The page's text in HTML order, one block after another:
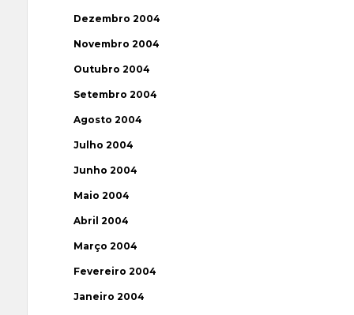
Dezembro 2004
Novembro 2004
Outubro 2004
Setembro 2004
Agosto 2004
Julho 2004
Junho 2004
Maio 2004
Abril 2004
Março 2004
Fevereiro 2004
Janeiro 2004